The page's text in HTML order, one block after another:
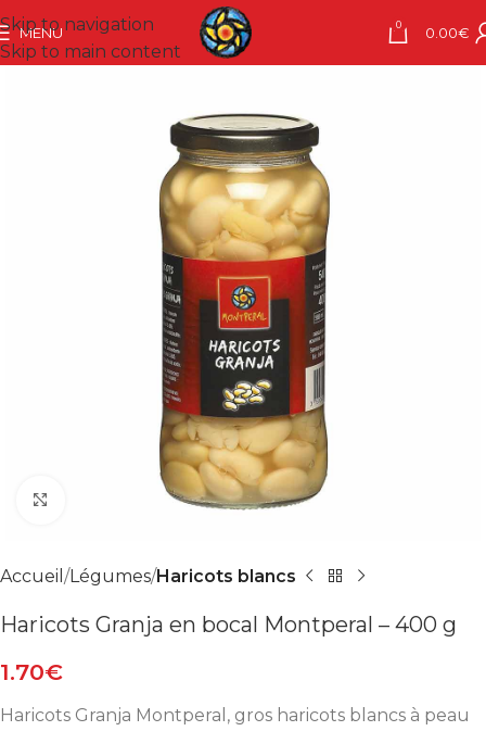
Skip to navigation
Skip to main content
MENU 0 0.00€
Accueil Légumes Haricots blancs
Haricots Granja en bocal Montperal – 400 g
1.70€
Haricots Granja Montperal, gros haricots blancs à peau